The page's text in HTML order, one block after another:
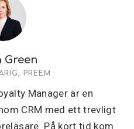
Green
PREEM
Manager är en
CRM med ett trevligt
På kort tid kom